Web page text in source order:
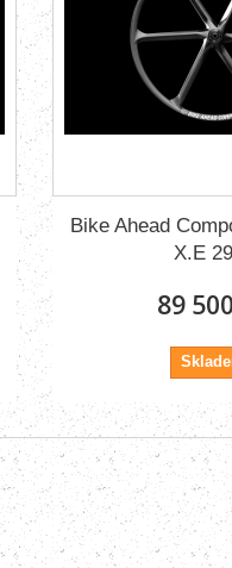
Bike Ahead
X.E
89